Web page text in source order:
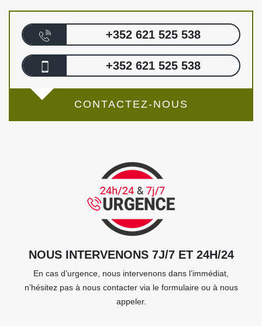
+352 621 525 538
+352 621 525 538
CONTACTEZ-NOUS
NOUS INTERVENONS 7J/7 ET 24H/24
En cas d’urgence, nous intervenons dans l’immédiat,
n’hésitez pas à nous contacter via le formulaire ou à nous
appeler.